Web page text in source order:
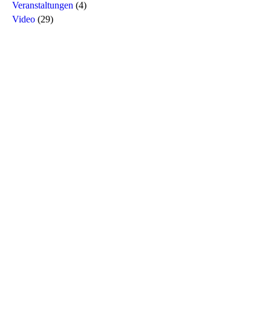
Veranstaltungen (4)
Video (29)